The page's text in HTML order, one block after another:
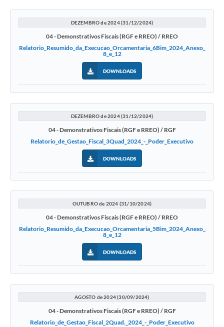
Jornal (Edições anteriores)
Uso de Internet e Recursos de Informática
Plano Municipal de Saneamento Básico
Arquivos para Download
Guarda Civil Municipal (GCM)
Manual para arquivo de remessa – NFSe
Lei de Acesso à Informação
Galeria de Vídeos
IPTU Selo Verde
DEZEMBRO de 2024 (31/12/2024)
04 - Demonstrativos Fiscais (RGF e RREO) / RREO
Relatorio_Resumido_da_Execucao_Orcamentaria_6Bim_2024_Anexo_
8_e_12
DOWNLOADS
DEZEMBRO de 2024 (31/12/2024)
04 - Demonstrativos Fiscais (RGF e RREO) / RGF
Relatorio_de_Gestao_Fiscal_3Quad_2024_-_Poder_Executivo
DOWNLOADS
OUTUBRO de 2024 (31/10/2024)
04 - Demonstrativos Fiscais (RGF e RREO) / RREO
Relatorio_Resumido_da_Execucao_Orcamentaria_5Bim_2024_Anexo_
8_e_12
DOWNLOADS
AGOSTO de 2024 (30/09/2024)
04 - Demonstrativos Fiscais (RGF e RREO) / RGF
Relatorio_de_Gestao_Fiscal_2Quad._2024_-_Poder_Executivo